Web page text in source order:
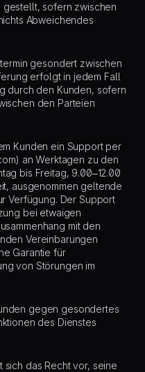
gestellt, sofern zwischen
Abweichendes
gesondert zwischen
erfolgt in jedem Fall
durch den Kunden, sofern
den Parteien
Kunden ein Support per
an Werktagen zu den
bis Freitag, 9.00–12.00
ausgenommen geltende
Verfügung. Der Support
bei etwaigen
mit den
Vereinbarungen
Garantie für
von Störungen im
gegen gesondertes
des Dienstes
sich das Recht vor, seine